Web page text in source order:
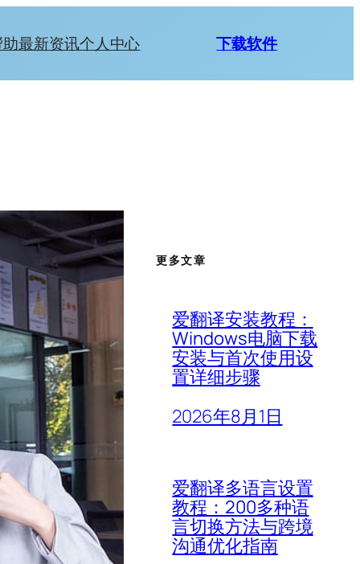
最新资讯个人中心 下载软件
更多文章
爱翻译安装教程：
Windows电脑下载
安装与首次使用设
置详细步骤
2026年8月1日
爱翻译多语言设置
教程：200多种语
言切换方法与跨境
沟通优化指南